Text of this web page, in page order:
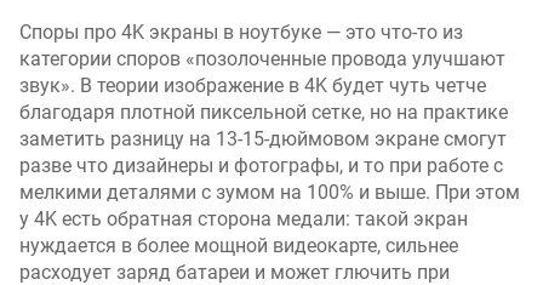
Споры про 4K экраны в ноутбуке — это что-то из
категории споров «позолоченные провода улучшают
звук». В теории изображение в 4K будет чуть четче
благодаря плотной пиксельной сетке, но на практике
заметить разницу на 13-15-дюймовом экране смогут
разве что дизайнеры и фотографы, и то при работе с
мелкими деталями с зумом на 100% и выше. При этом
у 4K есть обратная сторона медали: такой экран
нуждается в более мощной видеокарте, сильнее
расходует заряд батареи и может глючить при